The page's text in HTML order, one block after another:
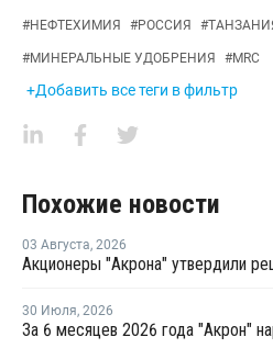
#НЕФТЕХИМИЯ #РОССИЯ #
#МИНЕРАЛЬНЫЕ УДОБРЕНИЯ #MRC
+Добавить все теги в фильтр
Похожие новости
03 Августа, 2026
30 Июля, 2026